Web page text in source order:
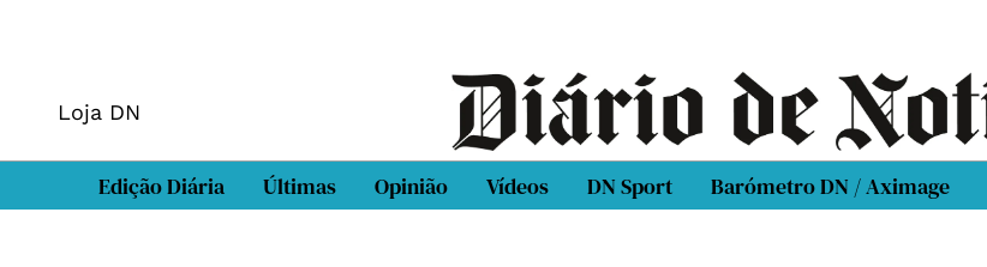
Loja DN
Edição Diária Últimas Opinião Vídeos DN Sport Barómetro DN / Aximage